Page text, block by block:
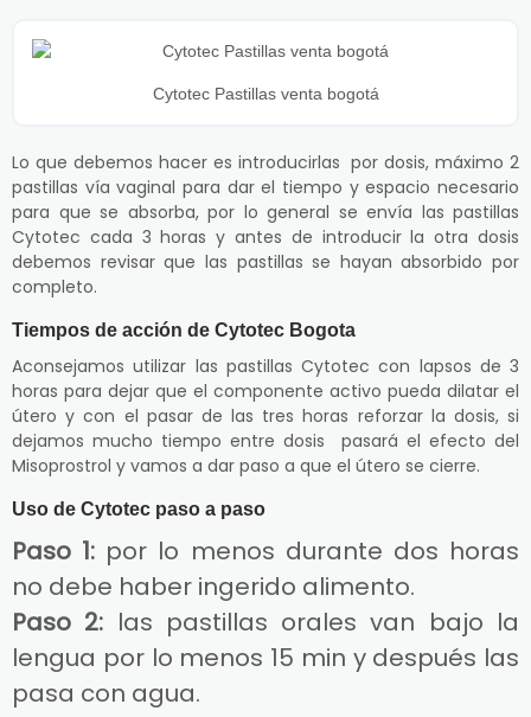
Cytotec Pastillas venta bogotá
Lo que debemos hacer es introducirlas por dosis, máximo 2
pastillas vía vaginal para dar el tiempo y espacio necesario
para que se absorba, por lo general se envía las pastillas
Cytotec cada 3 horas y antes de introducir la otra dosis
debemos revisar que las pastillas se hayan absorbido por
completo.
Tiempos de acción de Cytotec Bogota
Aconsejamos utilizar las pastillas Cytotec con lapsos de 3
horas para dejar que el componente activo pueda dilatar el
útero y con el pasar de las tres horas reforzar la dosis, si
dejamos mucho tiempo entre dosis pasará el efecto del
Misoprostrol y vamos a dar paso a que el útero se cierre.
Uso de Cytotec paso a paso
Paso 1: por lo menos durante dos horas
no debe haber ingerido alimento.
Paso 2: las pastillas orales van bajo la
lengua por lo menos 15 min y después las
pasa con agua.